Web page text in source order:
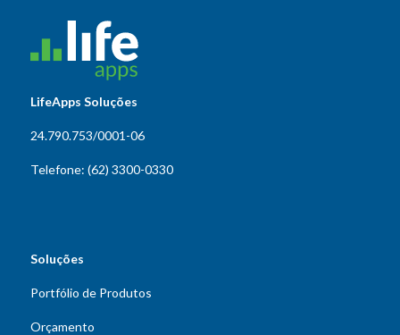
LifeApps Soluções
24.790.753/0001-06
Telefone: (62) 3300-0330
Soluções
Portfólio de Produtos
Orçamento